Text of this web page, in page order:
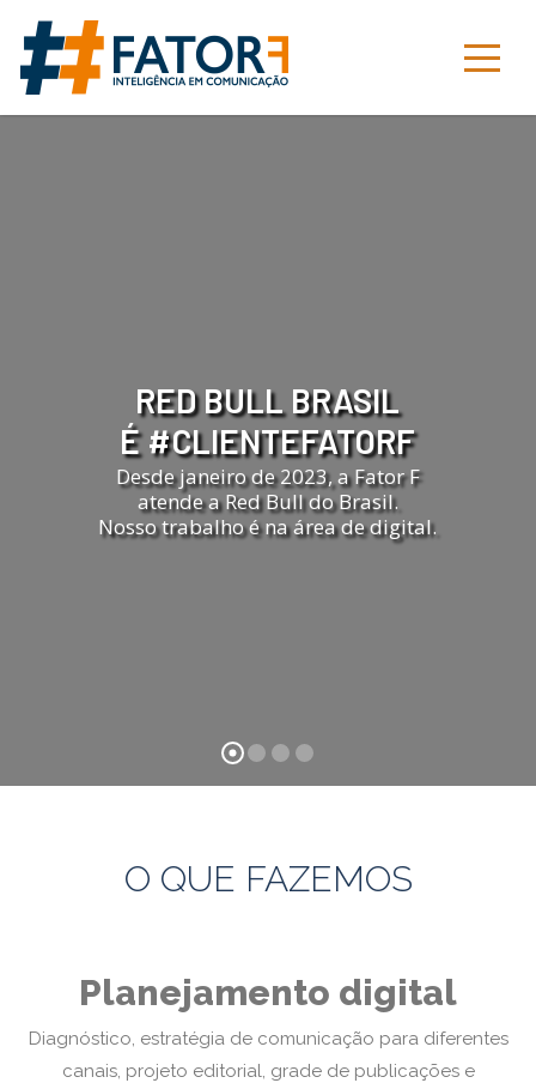
RED BULL BRASIL
É #CLIENTEFATORF
Desde janeiro de 2023, a Fator F
atende a Red Bull do Brasil.
Nosso trabalho é na área de digital.
O QUE FAZEMOS
Planejamento digital
Diagnóstico, estratégia de comunicação para diferentes
canais, projeto editorial, grade de publicações e